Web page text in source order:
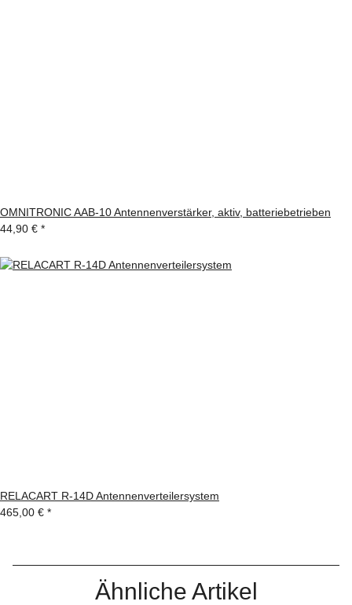
OMNITRONIC AAB-10 Antennenverstärker, aktiv, batteriebetrieben
44,90 € *
RELACART R-14D Antennenverteilersystem
465,00 € *
Ähnliche Artikel